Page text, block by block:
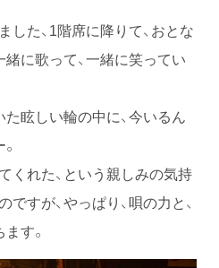
た、1階席に降りて、おとな
に歌って、一緒に笑ってい
眩しい輪の中に、今いるん
くれた、という親しみの気持
すが、やっぱり、唄の力と、
す。